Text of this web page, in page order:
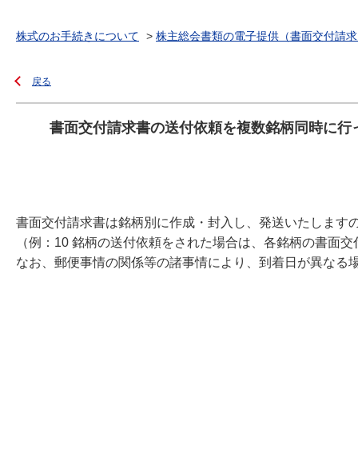
株式のお手続きについて > 株主総会書類の電子提供（書面交付請
戻る
書面交付請求書の送付依頼を複数銘柄同時に
書面交付請求書は銘柄別に作成・封入し、発送いたします
（例：10 銘柄の送付依頼をされた場合は、各銘柄の書面
なお、郵便事情の関係等の諸事情により、到着日が異なる